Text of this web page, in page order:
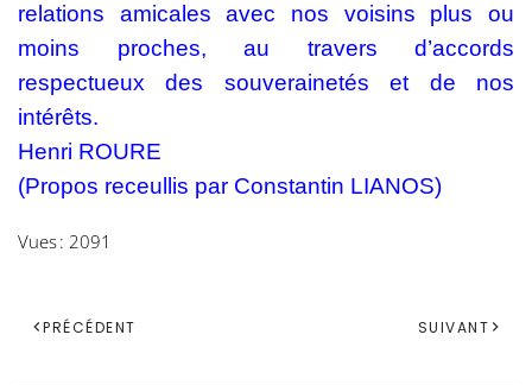
relations amicales avec nos voisins plus ou
moins proches, au travers d’accords
respectueux des souverainetés et de nos
intérêts.
Henri ROURE
(Propos receullis par Constantin LIANOS)
Vues : 2091
PRÉCÉDENT SUIVANT